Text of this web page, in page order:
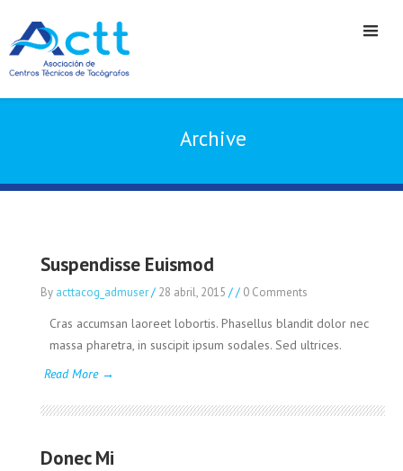
Archive
Suspendisse Euismod
By acttacog_admuser/ 28 abril, 2015 // 0 Comments
Cras accumsan laoreet lobortis. Phasellus blandit dolor nec
massa pharetra, in suscipit ipsum sodales. Sed ultrices.
Read More →
Donec Mi